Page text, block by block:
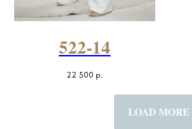
522-14
22 500 р.
LOAD MORE